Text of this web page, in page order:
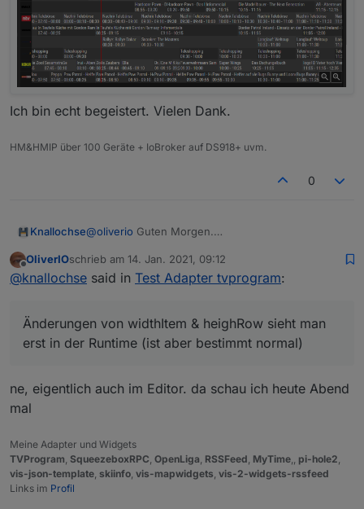
Ich bin echt begeistert. Vielen Dank.
HM&HMIP über 100 Geräte + IoBroker auf DS918+ uvm.
0
Knallochse@oliverio Guten Morgen.
(0.0.8).
Fantastisch, in welcher Geschwindigkeit die
Die neuen Funktionen (vor/zurück & Zoom)
funktionieren tadellos.
Ich bin mir nur nicht sicher, ob das Datum oder der
Wochentag besser wäre.
erst in der Runtime (ist aber bestimmt normal)
Offline
OliverIOschrieb am 14. Jan. 2021, 09:12
zuletzt editiert von
@knallochse said in Test Adapter tvprogram:
Änderungen von widthItem & heighRow sieht man
erst in der Runtime (ist aber bestimmt normal)
ne, eigentlich auch im Editor. da schau ich heute Abend
mal
Meine Adapter und Widgets
TVProgram, SqueezeboxRPC, OpenLiga, RSSFeed, MyTime,, pi-hole2,
vis-json-template, skiinfo, vis-mapwidgets, vis-2-widgets-rssfeed
Links im Profil